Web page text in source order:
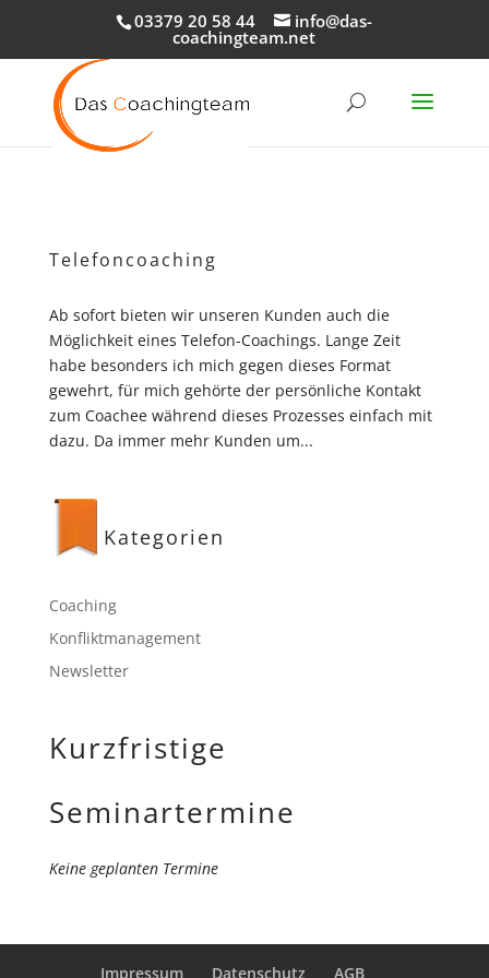
03379 20 58 44 info@das-
coachingteam.net
Telefoncoaching
Ab sofort bieten wir unseren Kunden auch die
Möglichkeit eines Telefon-Coachings. Lange Zeit
habe besonders ich mich gegen dieses Format
gewehrt, für mich gehörte der persönliche Kontakt
zum Coachee während dieses Prozesses einfach mit
dazu. Da immer mehr Kunden um...
Kategorien
Coaching
Konfliktmanagement
Newsletter
Kurzfristige
Seminartermine
Keine geplanten Termine
Impressum Datenschutz AGB